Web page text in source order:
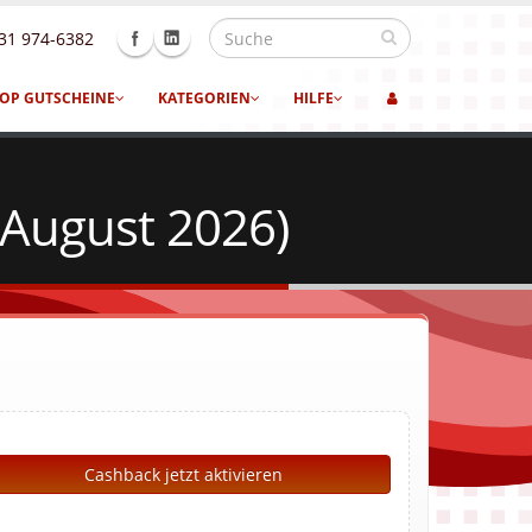
974-6382
GUTSCHEINE KATEGORIEN HILFE
2026)
Cashback jetzt aktivieren